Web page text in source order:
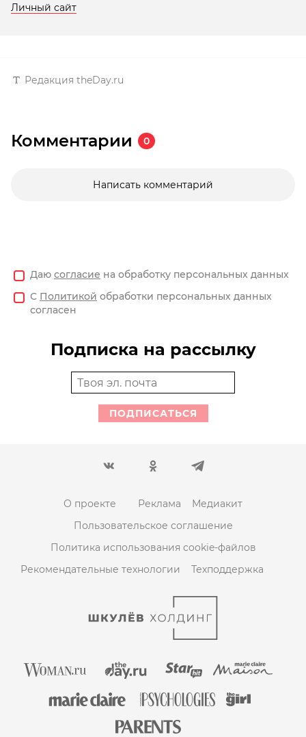
Личный сайт
Редакция theDay.ru
Комментарии 0
Написать комментарий
Даю согласие на обработку персональных данных
С Политикой обработки персональных данных
согласен
Подписка на рассылку
ПОДПИСАТЬСЯ
О проекте Реклама
Медиакит
Пользовательское соглашение
Политика использования cookie-файлов
Рекомендательные технологии
Техподдержка